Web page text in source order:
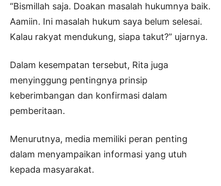
“Bismillah saja. Doakan masalah hukumnya baik.
Aamiin. Ini masalah hukum saya belum selesai.
Kalau rakyat mendukung, siapa takut?” ujarnya.
Dalam kesempatan tersebut, Rita juga
menyinggung pentingnya prinsip
keberimbangan dan konfirmasi dalam
pemberitaan.
Menurutnya, media memiliki peran penting
dalam menyampaikan informasi yang utuh
kepada masyarakat.